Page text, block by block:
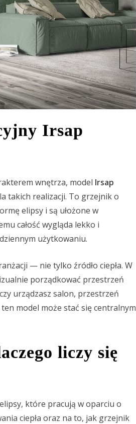
Irsap
wnętrza, model Irsap
takich realizacji. To grzejnik o
elipsy i są ułożone w
całość wygląda lekko i
użytkowaniu.
— nie tylko źródło ciepła. W
porządkować przestrzeń
urządzasz salon, przestrzeń
model może stać się centralnym
liczy się
które pracują w oparciu o
ciepła oraz na to, jak grzejnik